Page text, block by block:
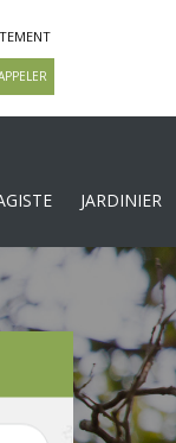
JARDINIER